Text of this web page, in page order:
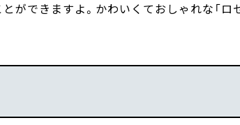
ができますよ。かわいくておしゃれな「ロ